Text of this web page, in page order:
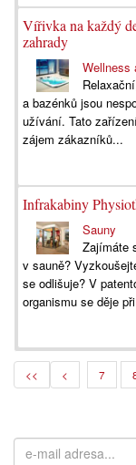
Vířivka na každý
zahrady
Wellness
a bazénků jsou
užívání. Tato
zájem zákazníků...
Infrakabiny
Sauny
Zajímáte
v sauně?
se odlišuje? V
organismu se děje
<< < 7